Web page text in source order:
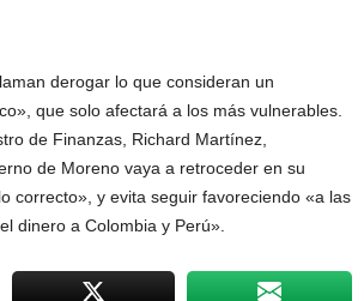
derogar lo que consideran un
que solo afectará a los más vulnerables.
de Finanzas, Richard Martínez,
de Moreno vaya a retroceder en su
correcto», y evita seguir favoreciendo «a las
dinero a Colombia y Perú».